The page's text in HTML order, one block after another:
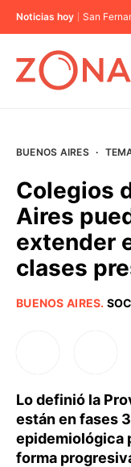
Noticias hoy San
BUENOS AIRES
PROVINCIAS
BUENOS AIRES ·
Colegios
Aires
extender
clases
BUENOS AIRES.
Lo definió la
están en fases
epidemiológica
forma